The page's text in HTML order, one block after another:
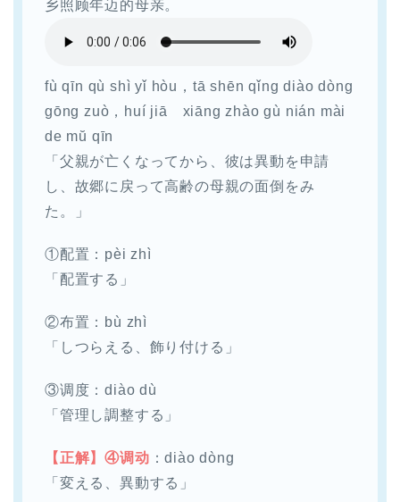
乡照顾年迈的母亲。
fù qīn qù shì yǐ hòu，tā shēn qǐng diào dòng
gōng zuò，huí jiā xiāng zhào gù nián mài
de mŭ qīn
「父親が亡くなってから、彼は異動を申請
し、故郷に戻って高齢の母親の面倒をみ
た。」
①配置：pèi zhì
「配置する」
②布置：bù zhì
「しつらえる、飾り付ける」
③调度：diào dù
「管理し調整する」
【正解】④调动 ：diào dòng
「変える、異動する」